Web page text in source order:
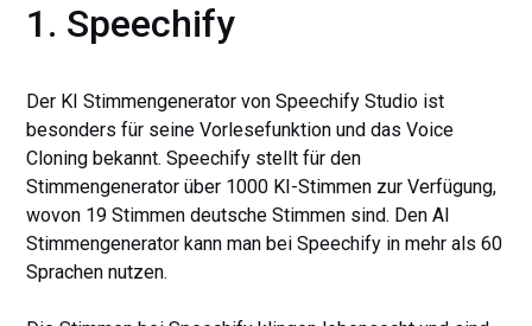
1. Speechify
Der KI Stimmengenerator von Speechify Studio ist
besonders für seine Vorlesefunktion und das Voice
Cloning bekannt. Speechify stellt für den
Stimmengenerator über 1000 KI-Stimmen zur Verfügung,
wovon 19 Stimmen deutsche Stimmen sind. Den AI
Stimmengenerator kann man bei Speechify in mehr als 60
Sprachen nutzen.